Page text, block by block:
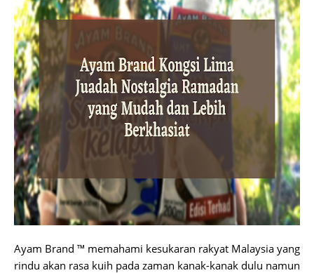
Ayam Brand ™ memahami kesukaran rakyat Malaysia yang
rindu akan rasa kuih pada zaman kanak-kanak dulu namun